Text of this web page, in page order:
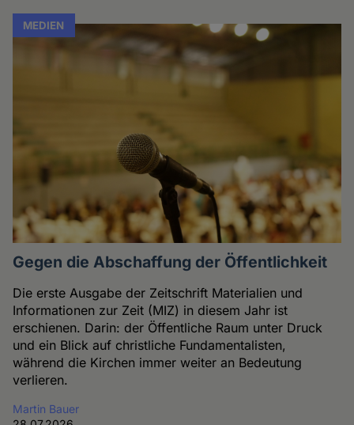
MEDIEN
Gegen die Abschaffung der Öffentlichkeit
Die erste Ausgabe der Zeitschrift Materialien und
Informationen zur Zeit (MIZ) in diesem Jahr ist
erschienen. Darin: der Öffentliche Raum unter Druck
und ein Blick auf christliche Fundamentalisten,
während die Kirchen immer weiter an Bedeutung
verlieren.
Martin Bauer